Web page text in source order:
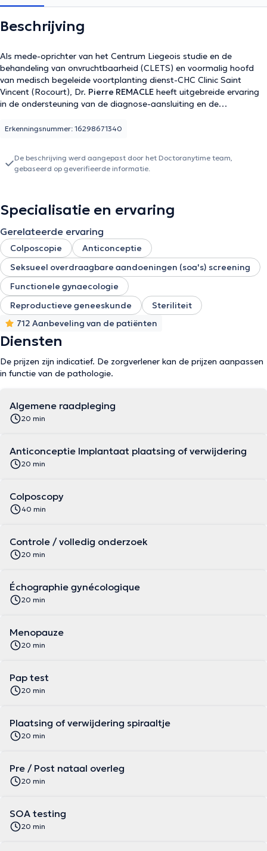
Beschrijving
Als mede-oprichter van het Centrum Liegeois studie en de
behandeling van onvruchtbaarheid (CLETS) en voormalig hoofd
van medisch begeleide voortplanting dienst-CHC Clinic Saint
Vincent (Rocourt), Dr. Pierre REMACLE heeft uitgebreide ervaring
in de ondersteuning van de diagnose-aansluiting en de
pole van belang is de functionele en medische gynaecologie
bewaakt (echografie, anticonceptie, colposcopie, ...). Het zal
zorgen voor de ontwikkeling van uw aanvraag om een ​​van de
voor endometriose, ...). Tenslotte Dr. REMACLE bewaakt
Rocourt Saint Vincent en binnenkort de Mont Legia Clinic in Luik.
Inhoud vertaald door google translate
Erkenningsnummer: 16298671340
De beschrijving werd aangepast door het Doctoranytime team,
gebaseerd op geverifieerde informatie.
Specialisatie en ervaring
Gerelateerde ervaring
Colposcopie
Anticonceptie
Seksueel overdraagbare aandoeningen (soa's) screening
Functionele gynaecologie
Reproductieve geneeskunde
Steriliteit
712 Aanbeveling van de patiënten
Diensten
De prijzen zijn indicatief. De zorgverlener kan de prijzen aanpassen
in functie van de pathologie.
Algemene raadpleging
20 min
Anticonceptie Implantaat plaatsing of verwijdering
20 min
Colposcopy
40 min
Controle / volledig onderzoek
20 min
Échographie gynécologique
20 min
Menopauze
20 min
Pap test
20 min
Plaatsing of verwijdering spiraaltje
20 min
Pre / Post nataal overleg
20 min
SOA testing
20 min